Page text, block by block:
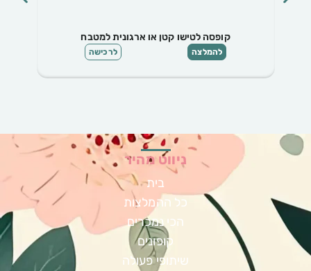
קופסה לטישו או ארגונית למטבח
להמלצה לרכישה
ניווט מהיר
בית
כל ההמלצות
הכי נמכרים
קופונים
שיתופי פעולה